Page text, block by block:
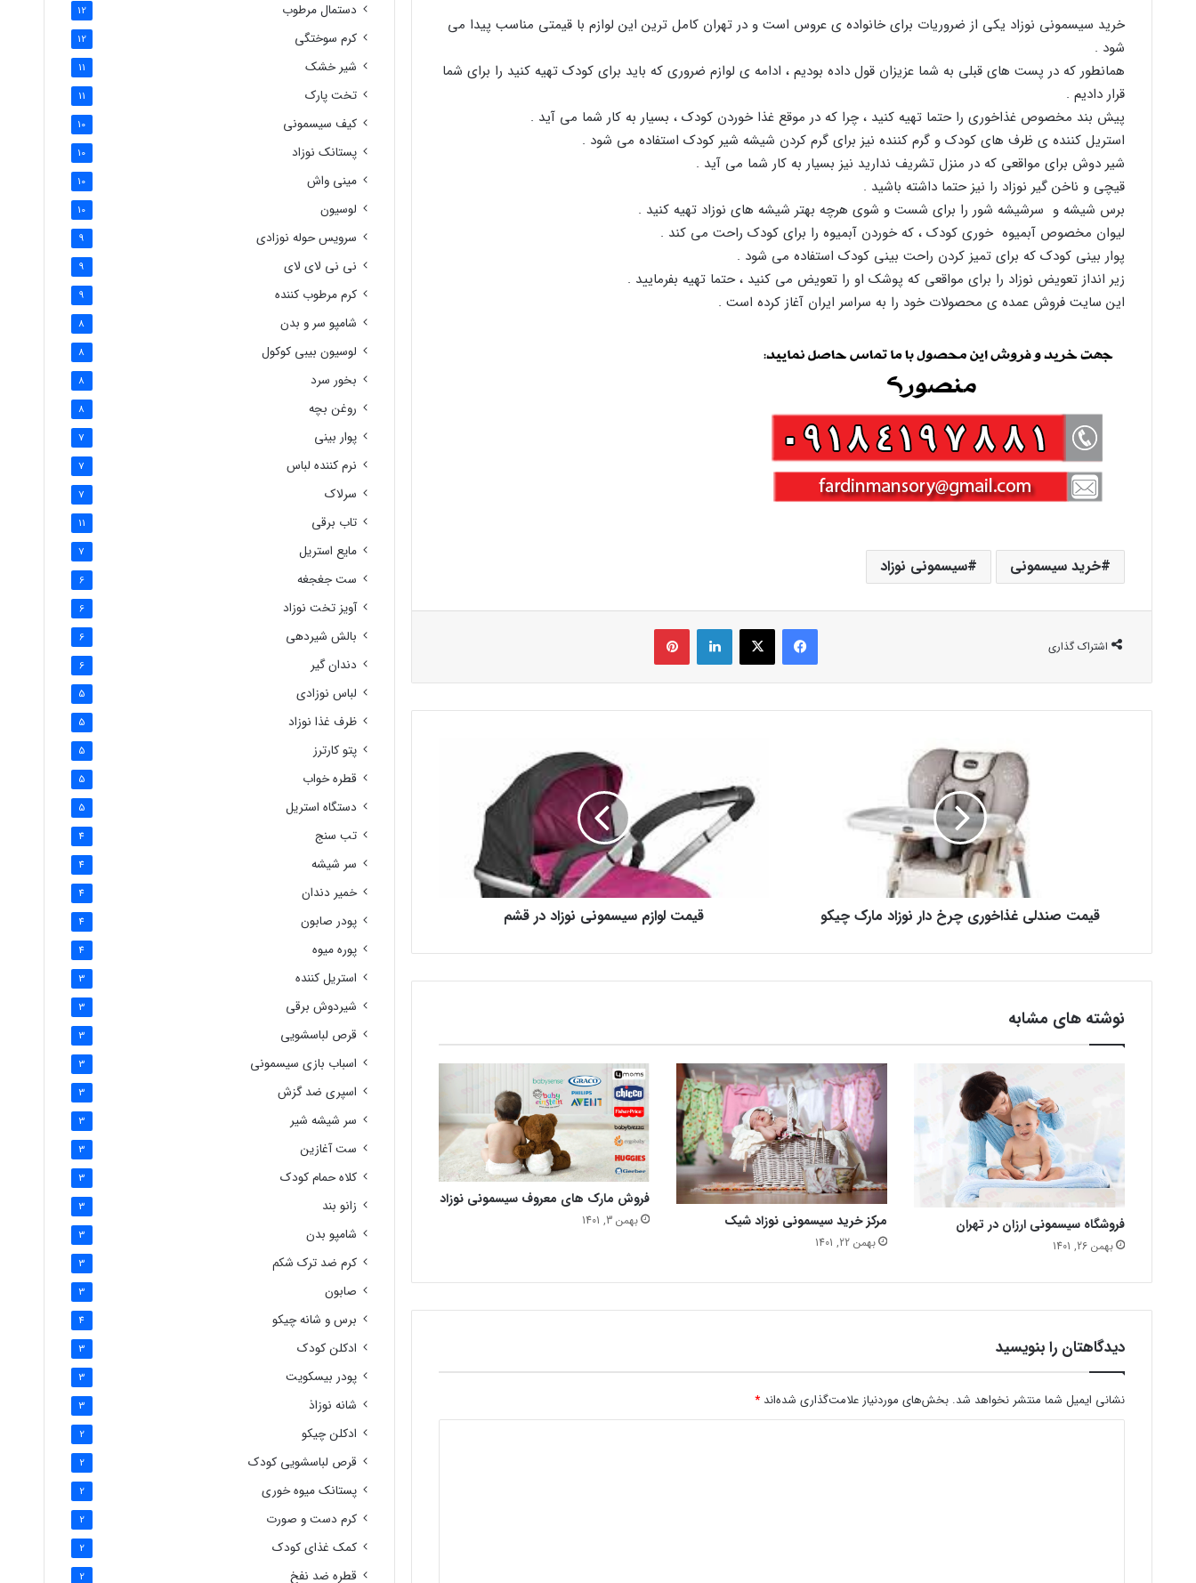
خرید سیسمونی نوزاد یکی از ضروریات برای خانواده ی عروس است و در تهران کامل ترین این لوازم با قیمتی مناسب پیدا می
شود .
همانطور که در پست های قبلی به شما عزیزان قول داده بودیم ، ادامه ی لوازم ضروری که باید برای کودک تهیه کنید را برای شما
قرار دادیم .
پیش بند مخصوص غذاخوری را حتما تهیه کنید ، چرا که در موقع غذا خوردن کودک ، بسیار به کار شما می آید .
استریل کننده ی ظرف های کودک و گرم کننده نیز برای گرم کردن شیشه شیر کودک استفاده می شود .
شیر دوش برای مواقعی که در منزل تشریف ندارید نیز بسیار به کار شما می آید .
قیچی و ناخن گیر نوزاد را نیز حتما داشته باشید .
برس شیشه و سرشیشه شور را برای شست و شوی هرچه بهتر شیشه های نوزاد تهیه کنید .
لیوان مخصوص آبمیوه خوری کودک ، که خوردن آبمیوه را برای کودک راحت می کند .
پوار بینی کودک که برای تمیز کردن راحت بینی کودک استفاده می شود .
زیر انداز تعویض نوزاد را برای مواقعی که پوشک او را تعویض می کنید ، حتما تهیه بفرمایید .
این سایت فروش عمده ی محصولات خود را به سراسر ایران آغاز کرده است .
خرید سیسمونی سیسمونی نوزاد
اشتراک گذاری
فیس بوک X لینکدین ‫پین‌ترست
قیمت صندلی غذاخوری چرخ دار نوزاد مارک چیکو قیمت لوازم سیسمونی نوزاد در قشم
نوشته های مشابه
فروشگاه سیسمونی ارزان در تهران
بهمن 26, 1401
مرکز خرید سیسمونی نوزاد شیک
بهمن 22, 1401
فروش مارک های معروف سیسمونی نوزاد
بهمن 3, 1401
دیدگاهتان را بنویسید
نشانی ایمیل شما منتشر نخواهد شد. بخش‌های موردنیاز علامت‌گذاری شده‌اند *
دستمال مرطوب 12
کرم سوختگی 12
شیر خشک 11
تخت پارک 11
کیف سیسمونی 10
پستانک نوزاد 10
مینی واش 10
لوسیون 10
سرویس حوله نوزادی 9
نی نی لای لای 9
کرم مرطوب کننده 9
شامپو سر و بدن 8
لوسیون بیبی کوکول 8
بخور سرد 8
روغن بچه 8
پوار بینی 7
نرم کننده لباس 7
سرلاک 7
تاب برقی 11
مایع استریل 7
ست جغجغه 6
آویز تخت نوزاد 6
بالش شیردهی 6
دندان گیر 6
لباس نوزادی 5
ظرف غذا نوزاد 5
پتو کارترز 5
قطره خواب 5
دستگاه استریل 5
تب سنج 4
سر شیشه 4
خمیر دندان 4
پودر صابون 4
پوره میوه 4
استریل کننده 3
شیردوش برقی 3
قرص لباسشویی 3
اسباب بازی سیسمونی 3
اسپری ضد گزش 3
سر شیشه شیر 3
ست آغازین 3
کلاه حمام کودک 3
زانو بند 3
شامپو بدن 3
کرم ضد ترک شکم 3
صابون 3
برس و شانه چیکو 4
ادکلن کودک 3
پودر بیسکویت 3
شانه نوزاذ 3
ادکلن چیکو 2
قرص لباسشویی کودک 2
پستانک میوه خوری 2
کرم دست و صورت 2
کمک غذای کودک 2
قطره ضد نفخ 2